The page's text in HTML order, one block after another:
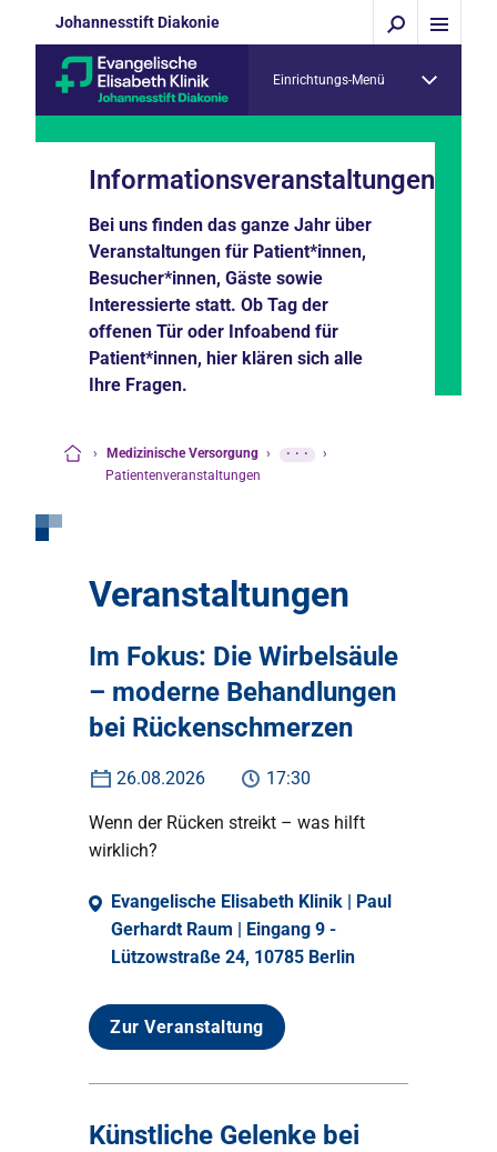
Johannesstift Diakonie
Einrichtungs-Menü
Informationsveranstaltungen
Bei uns finden das ganze Jahr über
Veranstaltungen für Patient*innen,
Besucher*innen, Gäste sowie
Interessierte statt. Ob Tag der
offenen Tür oder Infoabend für
Patient*innen, hier klären sich alle
Ihre Fragen.
› Medizinische Versorgung › ···
›
Patientenveranstaltungen
Veranstaltungen
Im Fokus: Die Wirbelsäule
– moderne Behandlungen
bei Rückenschmerzen
26.08.2026 17:30
Wenn der Rücken streikt – was hilft
wirklich?
Evangelische Elisabeth Klinik | Paul
Gerhardt Raum | Eingang 9 -
Lützowstraße 24, 10785 Berlin
Zur Veranstaltung
Künstliche Gelenke bei